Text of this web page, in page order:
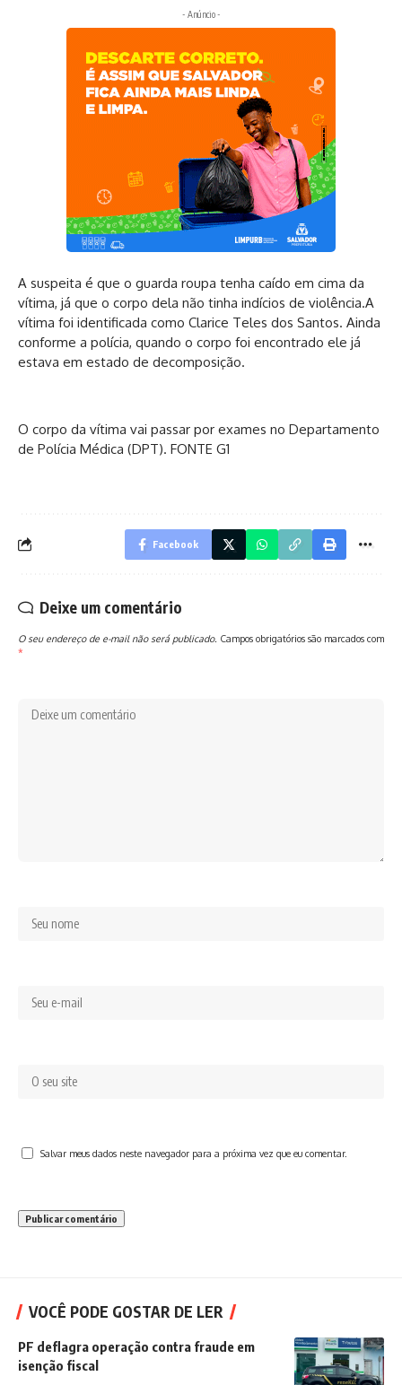
- Anúncio -
A suspeita é que o guarda roupa tenha caído em cima da
vítima, já que o corpo dela não tinha indícios de violência.A
vítima foi identificada como Clarice Teles dos Santos. Ainda
conforme a polícia, quando o corpo foi encontrado ele já
estava em estado de decomposição.
O corpo da vítima vai passar por exames no Departamento
de Polícia Médica (DPT). FONTE G1
Facebook
Deixe um comentário
O seu endereço de e-mail não será publicado. Campos obrigatórios são marcados com
*
Salvar meus dados neste navegador para a próxima vez que eu comentar.
VOCÊ PODE GOSTAR DE LER
PF deflagra operação contra fraude em
isenção fiscal